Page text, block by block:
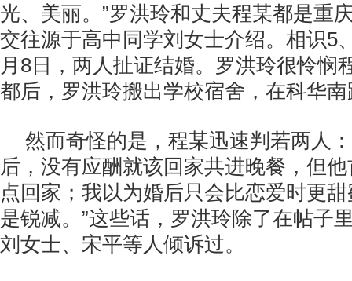
光、美丽。”罗洪玲和丈夫程某都是重
交往源于高中同学刘女士介绍。相识5
月8日，两人扯证结婚。罗洪玲很怜悯
都后，罗洪玲搬出学校宿舍，在科华
然而奇怪的是，程某迅速判若两人
后，没有应酬就该回家共进晚餐，但
点回家；我以为婚后只会比恋爱时更
是锐减。”这些话，罗洪玲除了在帖子
刘女士、宋平等人倾诉过。